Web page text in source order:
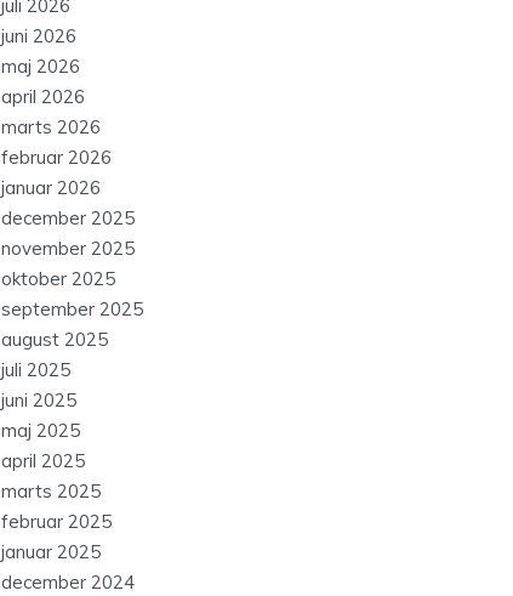
juli 2026
juni 2026
maj 2026
april 2026
marts 2026
februar 2026
januar 2026
december 2025
november 2025
oktober 2025
september 2025
august 2025
juli 2025
juni 2025
maj 2025
april 2025
marts 2025
februar 2025
januar 2025
december 2024